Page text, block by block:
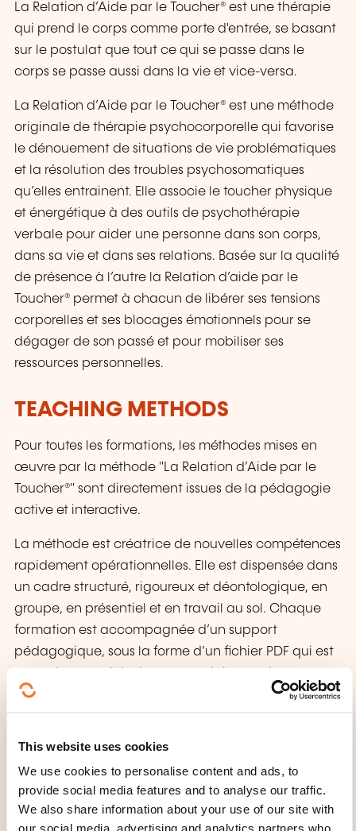
This website uses cookies
We use cookies to personalise content and ads, to
provide social media features and to analyse our traffic.
We also share information about your use of our site with
our social media, advertising and analytics partners who
La Relation d’Aide par le Toucher® est une thérapie
qui prend le corps comme porte d'entrée, se basant
sur le postulat que tout ce qui se passe dans le
corps se passe aussi dans la vie et vice-versa.
La Relation d’Aide par le Toucher® est une méthode
originale de thérapie psychocorporelle qui favorise
le dénouement de situations de vie problématiques
et la résolution des troubles psychosomatiques
qu’elles entrainent. Elle associe le toucher physique
et énergétique à des outils de psychothérapie
verbale pour aider une personne dans son corps,
dans sa vie et dans ses relations. Basée sur la qualité
de présence à l’autre la Relation d’aide par le
Toucher® permet à chacun de libérer ses tensions
corporelles et ses blocages émotionnels pour se
dégager de son passé et pour mobiliser ses
ressources personnelles.
TEACHING METHODS
Pour toutes les formations, les méthodes mises en
œuvre par la méthode "La Relation d’Aide par le
Toucher®" sont directement issues de la pédagogie
active et interactive.
La méthode est créatrice de nouvelles compétences
rapidement opérationnelles. Elle est dispensée dans
un cadre structuré, rigoureux et déontologique, en
groupe, en présentiel et en travail au sol. Chaque
formation est accompagnée d’un support
pédagogique, sous la forme d’un fichier PDF qui est
documents imprimés remis lors des étapes. Sa
Au niveau du contenu de formation: Il y a une
alternance entre l’enseignement des concepts,
outils et règles avec des cas pratiques, concrets